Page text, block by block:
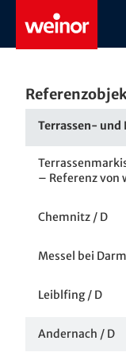
Skip to main content
Terrassen- und
– Referenz von
Chemnitz / D
Messel bei
Leiblfing / D
Andernach / D